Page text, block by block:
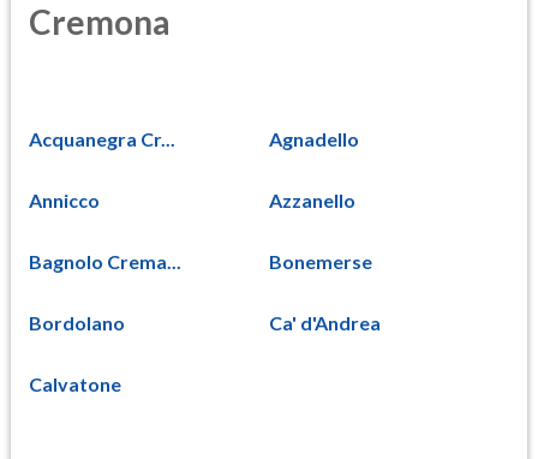
Cremona
Acquanegra Cr... Agnadello
Annicco Azzanello
Bagnolo Crema... Bonemerse
Bordolano Ca' d'Andrea
Calvatone